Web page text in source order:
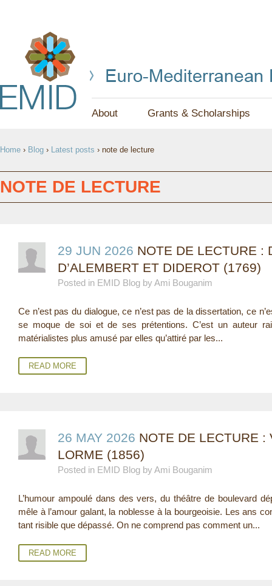
About Grants & Scholarships
U
A
Home › Blog › Latest posts › note de lecture
NOTE DE LECTURE
29 JUN 2026 NOTE DE LECTURE :
D’ALEMBERT ET DIDEROT (1769)
Posted in EMID Blog by Ami Bouganim
Ce n’est pas du dialogue, ce n’est pas de la dissertation, ce
se moque de soi et de ses prétentions. C’est un auteur
matérialistes plus amusé par elles qu’attiré par les...
READ MORE
26 MAY 2026 NOTE DE LECTURE :
LORME (1856)
Posted in EMID Blog by Ami Bouganim
L’humour ampoulé dans des vers, du théâtre de boulevard
mêle à l’amour galant, la noblesse à la bourgeoisie. Les ans
tant risible que dépassé. On ne comprend pas comment un...
READ MORE